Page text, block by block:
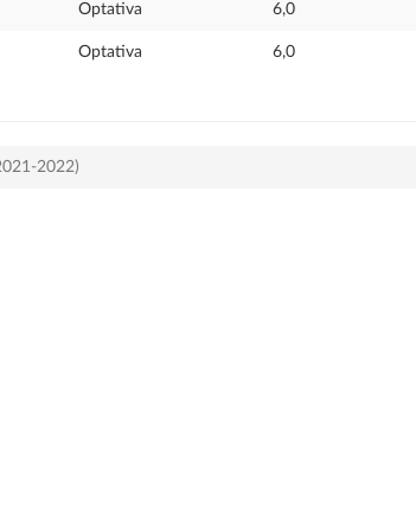
Optativa 6,0
Optativa 6,0
2022)